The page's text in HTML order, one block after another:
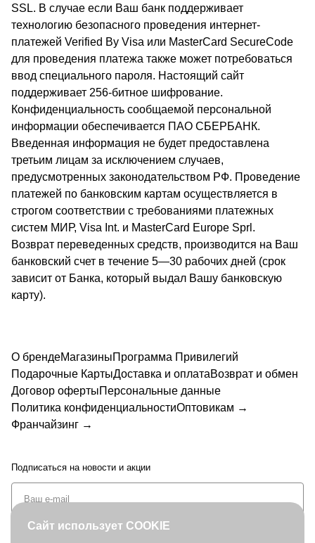
SSL. В случае если Ваш банк поддерживает
технологию безопасного проведения интернет-
платежей Verified By Visa или MasterCard SecureCode
для проведения платежа также может потребоваться
ввод специального пароля. Настоящий сайт
поддерживает 256-битное шифрование.
Конфиденциальность сообщаемой персональной
информации обеспечивается ПАО СБЕРБАНК.
Введенная информация не будет предоставлена
третьим лицам за исключением случаев,
предусмотренных законодательством РФ. Проведение
платежей по банковским картам осуществляется в
строгом соответствии с требованиями платежных
систем МИР, Visa Int. и MasterCard Europe Sprl.
Возврат переведенных средств, производится на Ваш
банковский счет в течение 5—30 рабочих дней (срок
зависит от Банка, который выдал Вашу банковскую
карту).
О брендеМагазиныПрограмма Привилегий
Подарочные КартыДоставка и оплатаВозврат и обмен
Договор офертыПерсональные данные
Политика конфиденциальностиОптовикам →
Франчайзинг →
Подписаться на новости и акции
Сайт использует COOKIE